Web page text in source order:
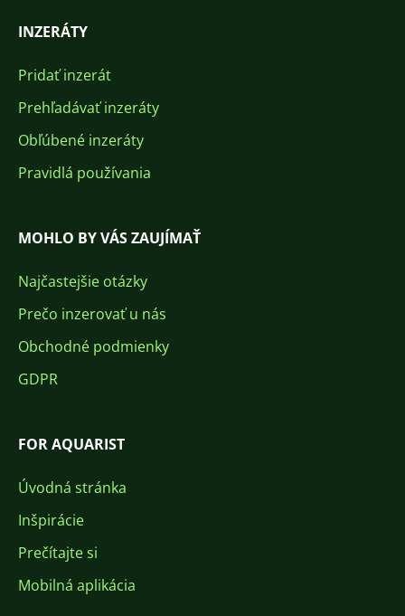
INZERÁTY
Pridať inzerát
Prehľadávať inzeráty
Obľúbené inzeráty
Pravidlá používania
MOHLO BY VÁS ZAUJÍMAŤ
Najčastejšie otázky
Prečo inzerovať u nás
Obchodné podmienky
GDPR
FOR AQUARIST
Úvodná stránka
Inšpirácie
Prečítajte si
Mobilná aplikácia